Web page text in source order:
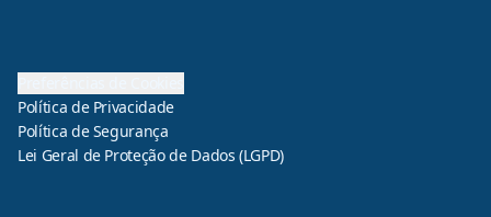
Política de Privacidade
Política de Segurança
Lei Geral de Proteção de Dados (LGPD)